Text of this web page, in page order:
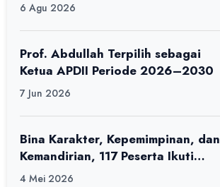
6 Agu 2026
Prof. Abdullah Terpilih sebagai
Ketua APDII Periode 2026–2030
7 Jun 2026
Bina Karakter, Kepemimpinan, dan
Kemandirian, 117 Peserta Ikuti
Alfaro Camp di MAN 1 Darussalam
4 Mei 2026